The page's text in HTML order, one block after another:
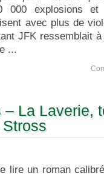
000 explosions et
avec plus de
JFK ressemblait
...
La Laverie,
lire un roman